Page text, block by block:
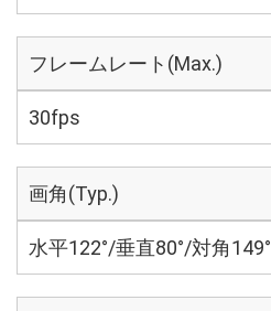
フレームレート(Max.)
30fps
画角(Typ.)
水平122°/垂直80°/対角149°